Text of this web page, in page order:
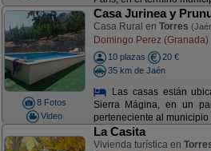
8 Fotos
Video
Casa Jurinea y
Casa Rural en Torres
Domingo Perez (Granada)
10 plazas
20 €
35 km de Jaén
Las casas están
Sierra Mágina, en un
perteneciente al municipio
La Casita
Vivienda turística en